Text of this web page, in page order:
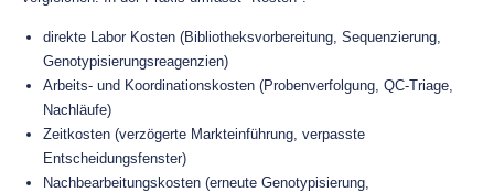
direkte Labor Kosten (Bibliotheksvorbereitung, Sequenzierung,
Genotypisierungsreagenzien)
Arbeits- und Koordinationskosten (Probenverfolgung, QC-Triage,
Nachläufe)
Zeitkosten (verzögerte Markteinführung, verpasste
Entscheidungsfenster)
Nachbearbeitungskosten (erneute Genotypisierung,